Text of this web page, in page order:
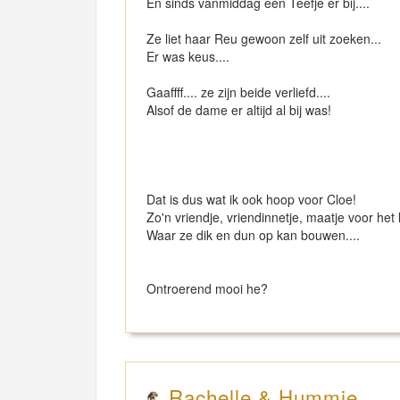
Ze liet haar Reu gewoon zelf uit zoeken...
Er was keus....
Gaaffff.... ze zijn beide verliefd....
Alsof de dame er altijd al bij was!
Dat is dus wat ik ook hoop voor Cloe!
Zo'n vriendje, vriendinnetje, maatje voor het
Waar ze dik en dun op kan bouwen....
Ontroerend mooi he?